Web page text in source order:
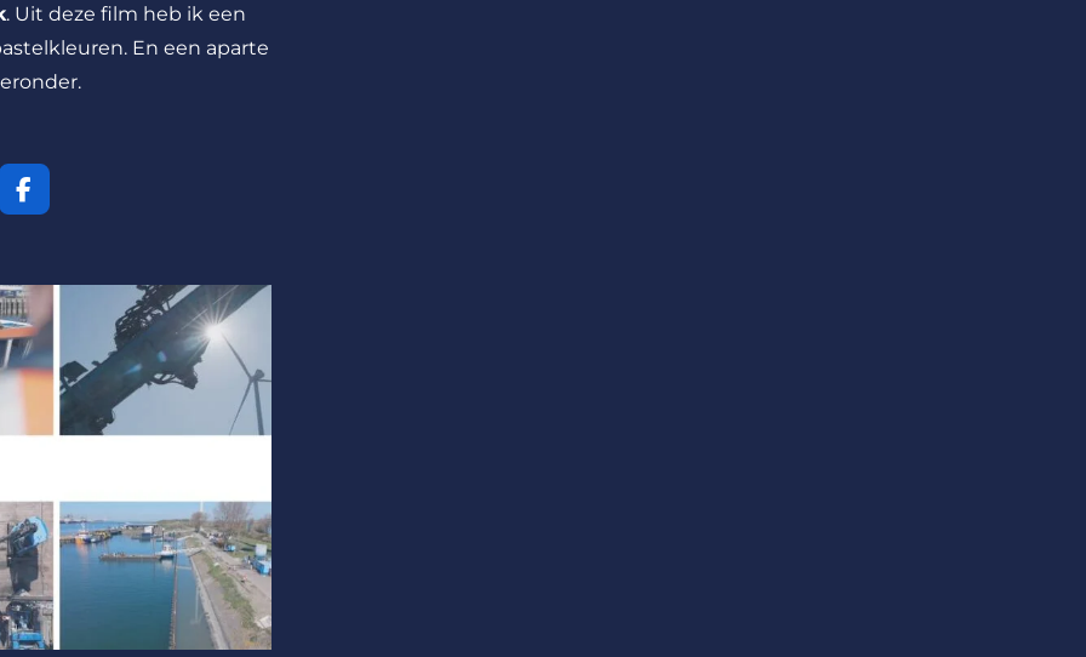
. Uit deze film heb ik een
En een aparte
F
a
b
o
o
k